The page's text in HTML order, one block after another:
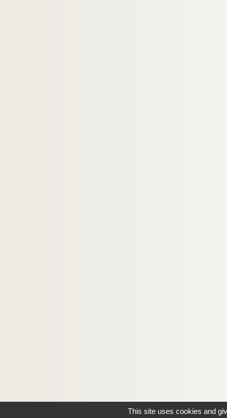
This site uses cookies and